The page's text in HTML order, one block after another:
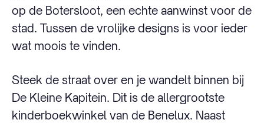
op de Botersloot, een echte aanwinst voor de
stad. Tussen de vrolijke designs is voor ieder
wat moois te vinden.
Steek de straat over en je wandelt binnen bij
De Kleine Kapitein. Dit is de allergrootste
kinderboekwinkel van de Benelux. Naast